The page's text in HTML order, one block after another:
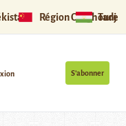
Région Ouïghoure
S’abonner